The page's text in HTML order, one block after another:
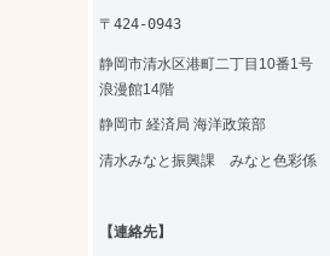
〒424-0943
静岡市清水区港町二丁目10番1号
浪漫館14階
静岡市 経済局 海洋政策部
清水みなと振興課 みなと色彩係
【連絡先】